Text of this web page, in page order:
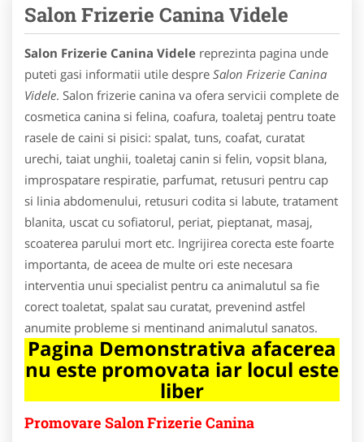
Salon Frizerie Canina Videle
Salon Frizerie Canina Videle reprezinta pagina unde
puteti gasi informatii utile despre Salon Frizerie Canina
Videle. Salon frizerie canina va ofera servicii complete de
cosmetica canina si felina, coafura, toaletaj pentru toate
rasele de caini si pisici: spalat, tuns, coafat, curatat
urechi, taiat unghii, toaletaj canin si felin, vopsit blana,
improspatare respiratie, parfumat, retusuri pentru cap
si linia abdomenului, retusuri codita si labute, tratament
blanita, uscat cu sofiatorul, periat, pieptanat, masaj,
scoaterea parului mort etc. Ingrijirea corecta este foarte
importanta, de aceea de multe ori este necesara
interventia unui specialist pentru ca animalutul sa fie
corect toaletat, spalat sau curatat, prevenind astfel
anumite probleme si mentinand animalutul sanatos.
Pagina Demonstrativa afacerea
nu este promovata iar locul este
liber
Promovare Salon Frizerie Canina